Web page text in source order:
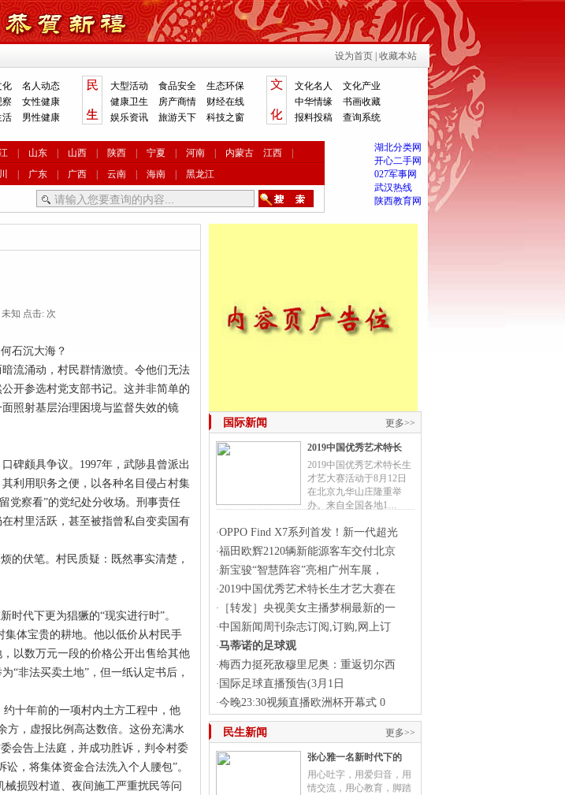
设为首页 收藏本站
化
名人动态
察
女性健康
活
男性健康
大型活动 食品安全
生态环保
健康卫生
房产商情
财经在线
娱乐资讯
旅游天下 科技之窗
文化名人
文化产业
中华情缘
书画收藏
报料投稿
查询系统
山东 山西 陕西 宁夏 河南 内蒙古 江西
广东 广西 云南 海南 黑龙江
湖北分类网
开心二手网
027军事网
武汉热线
陕西教育网
未知 点击: 次
石沉大海？
流涌动，村民群情激愤。令他们无法
开参选村党支部书记。这并非简单的
照射基层治理困境与监督失效的镜
碑颇具争议。1997年，武陟县曾派出
利用职务之便，以各种名目侵占村集
党察看”的党纪处分收场。刑事责任
村里活跃，甚至被指曾私自变卖国有
的伏笔。村民质疑：既然事实清楚，
时代下更为猖獗的“现实进行时”。
集体宝贵的耕地。他以低价从村民手
以数万元一段的价格公开出售给其他
“非法买卖土地”，但一纸认定书后，
十年前的一项村内土方工程中，他
方，虚报比例高达数倍。这份充满水
会告上法庭，并成功胜诉，判令村委
，将集体资金合法洗入个人腰包”。
损毁村道、夜间施工严重扰民等问
国际新闻 更多>>
2019中国优秀艺术特长
2019中国优秀艺术特长生
才艺大赛活动于8月12日
在北京九华山庄隆重举
办。来自全国各地1…
·OPPO Find X7系列首发！新一代超光
·福田欧辉2120辆新能源客车交付北京
·新宝骏“智慧阵容”亮相广州车展，
·2019中国优秀艺术特长生才艺大赛在
· ［转发］央视美女主播梦桐最新的一
·中国新闻周刊杂志订阅,订购,网上订
·马蒂诺的足球观
·梅西力挺死敌穆里尼奥：重返切尔西
· 国际足球直播预告(3月1日
·今晚23:30视频直播欧洲杯开幕式 0
民生新闻 更多>>
张心雅一名新时代下的
用心吐字，用爱归音，用
情交流，用心教育，脚踏